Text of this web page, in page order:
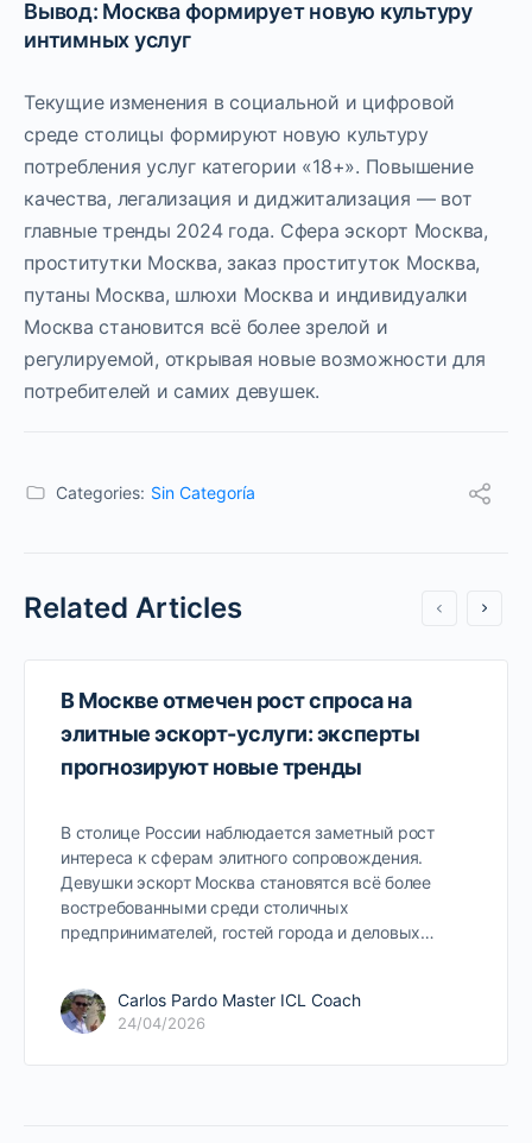
Вывод: Москва формирует новую культуру
интимных услуг
Текущие изменения в социальной и цифровой
среде столицы формируют новую культуру
потребления услуг категории «18+». Повышение
качества, легализация и диджитализация — вот
главные тренды 2024 года. Сфера эскорт Москва,
проститутки Москва, заказ проституток Москва,
путаны Москва, шлюхи Москва и индивидуалки
Москва становится всё более зрелой и
регулируемой, открывая новые возможности для
потребителей и самих девушек.
Categories: Sin Categoría
Related Articles
В Москве отмечен рост спроса на
элитные эскорт-услуги: эксперты
прогнозируют новые тренды
В столице России наблюдается заметный рост
интереса к сферам элитного сопровождения.
Девушки эскорт Москва становятся всё более
востребованными среди столичных
предпринимателей, гостей города и деловых…
Carlos Pardo Master ICL Coach
24/04/2026